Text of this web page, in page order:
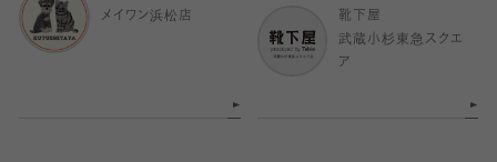
メイワン浜松店
靴下屋
武蔵小杉東急スクエ
ア